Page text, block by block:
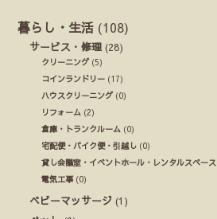
暮らし・生活 (108)
サービス・修理(28)
クリーニング(5)
コインランドリー (17)
ハウスクリーニング(0)
リフォーム (2)
倉庫・トランクルーム (0)
宅配便・バイク便・引越し (0)
貸し会議室・イベントホール・レンタルスペース
電気工事(0)
ベビーマッサージ (1)